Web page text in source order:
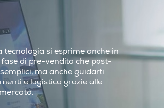
si esprime anche in
di pre-vendita che post-
ma anche guidarti
e logistica grazie alle